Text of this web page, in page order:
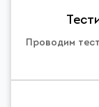
Проводим